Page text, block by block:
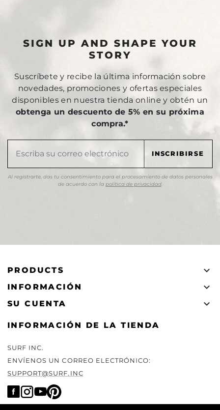
SIGN UP AND SHAPE YOUR
STORY
Suscríbete y recibe la última información sobre
novedades, promociones y ofertas especiales
disponibles en nuestra tienda online y obtén un
obtenga un descuento de 5% en su próxima
compra.*
Al registrarte, das tu consentimiento para el procesamiento de datos personales
de acuerdo con la política de privacidad.
PRODUCTS 
INFORMACIÓN 
SU CUENTA 
INFORMACIÓN DE LA TIENDA
SURF INC.
ENVÍENOS UN CORREO ELECTRÓNICO:
SUPPORT@SURF.INC